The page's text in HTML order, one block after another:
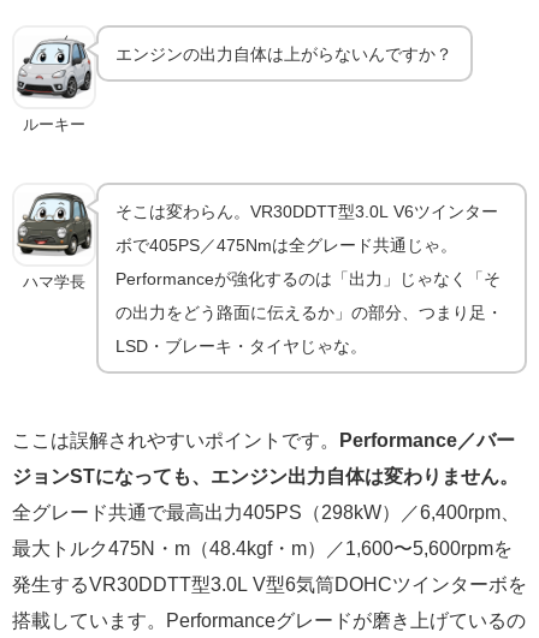
ルーキー
エンジンの出力自体は上がらないんですか？
ハマ学長
そこは変わらん。VR30DDTT型3.0L V6ツインター
ボで405PS／475Nmは全グレード共通じゃ。
Performanceが強化するのは「出力」じゃなく「そ
の出力をどう路面に伝えるか」の部分、つまり足・
LSD・ブレーキ・タイヤじゃな。
ここは誤解されやすいポイントです。
Performance／バー
ジョンSTになっても、エンジン出力自体は変わりません。
全グレード共通で最高出力405PS（298kW）／6,400rpm、
最大トルク475N・m（48.4kgf・m）／1,600〜5,600rpmを
発生するVR30DDTT型3.0L V型6気筒DOHCツインターボを
搭載しています。Performanceグレードが磨き上げているの